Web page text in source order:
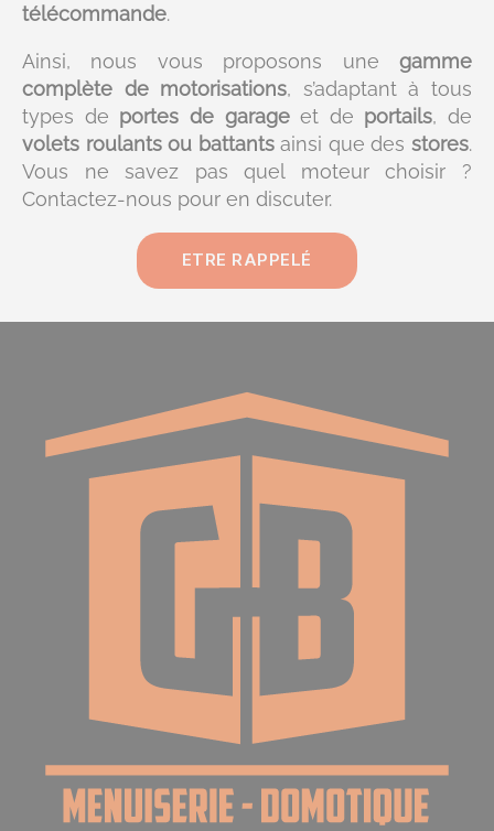
télécommande.
Ainsi, nous vous proposons une gamme
complète de motorisations, s’adaptant à tous
types de portes de garageet de portails, de
volets roulants ou battantsainsi que des stores.
Vous ne savez pas quel moteur choisir ?
Contactez-nous pour en discuter.
ETRE RAPPELÉ